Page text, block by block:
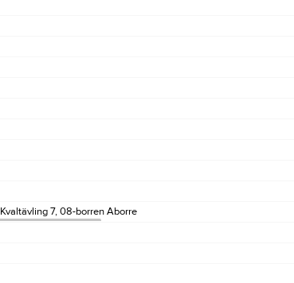
Kvaltävling 7, 08-borren Aborre